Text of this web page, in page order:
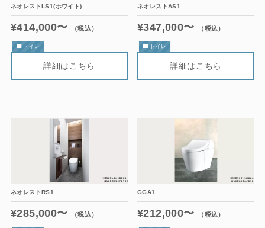
ネオレストLS1(ホワイト)
¥414,000〜 （税込）
トイレ
ネオレストAS1
¥347,000〜 （税込）
トイレ
ネオレストRS1
¥285,000〜 （税込）
GGA1
¥212,000〜 （税込）